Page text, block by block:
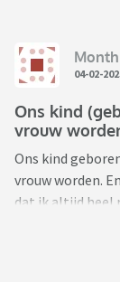
04-02-
Ons kind
vrouw
Ons kind
vrouw worden.
dat ik altijd heel
totdat mijn
uit de kast